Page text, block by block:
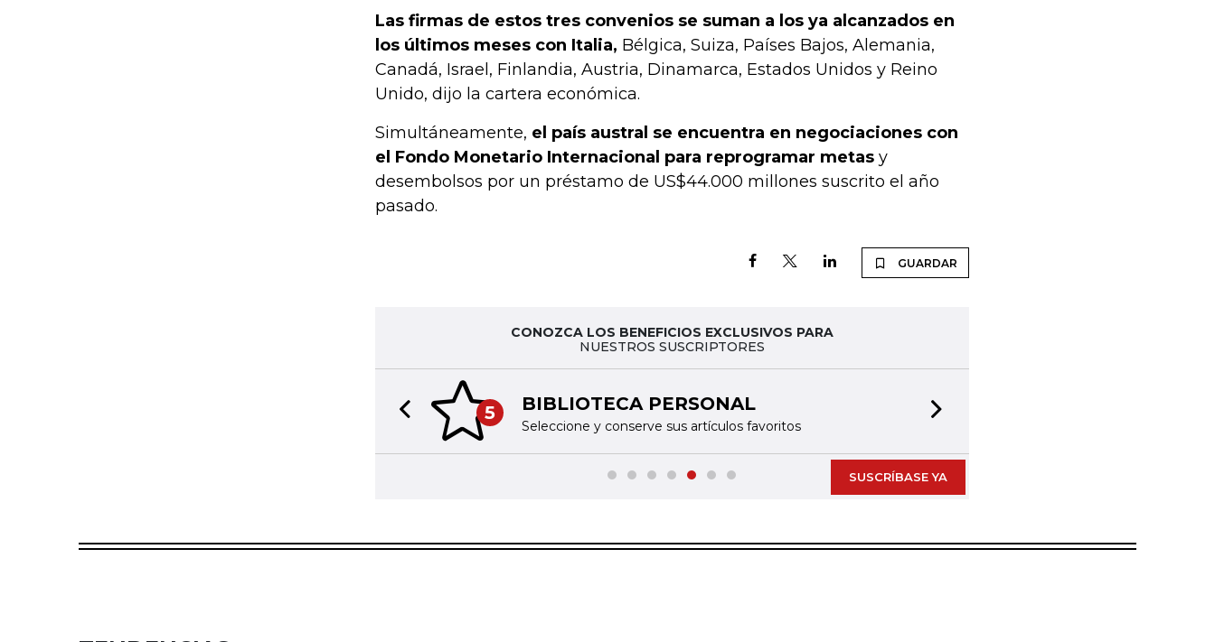
Las firmas de estos tres convenios se suman a los ya alcanzados en
los últimos meses con Italia, Bélgica, Suiza, Países Bajos, Alemania,
Canadá, Israel, Finlandia, Austria, Dinamarca, Estados Unidos y Reino
Unido, dijo la cartera económica.
Simultáneamente, el país austral se encuentra en negociaciones con
el Fondo Monetario Internacional para reprogramar metas y
desembolsos por un préstamo de US$44.000 millones suscrito el año
pasado.
GUARDAR
CONOZCA LOS BENEFICIOS EXCLUSIVOS PARA
NUESTROS SUSCRIPTORES
5 BIBLIOTECA PERSONAL
Seleccione y conserve sus artículos favoritos
Previous slide
SUSCRÍBASE YA